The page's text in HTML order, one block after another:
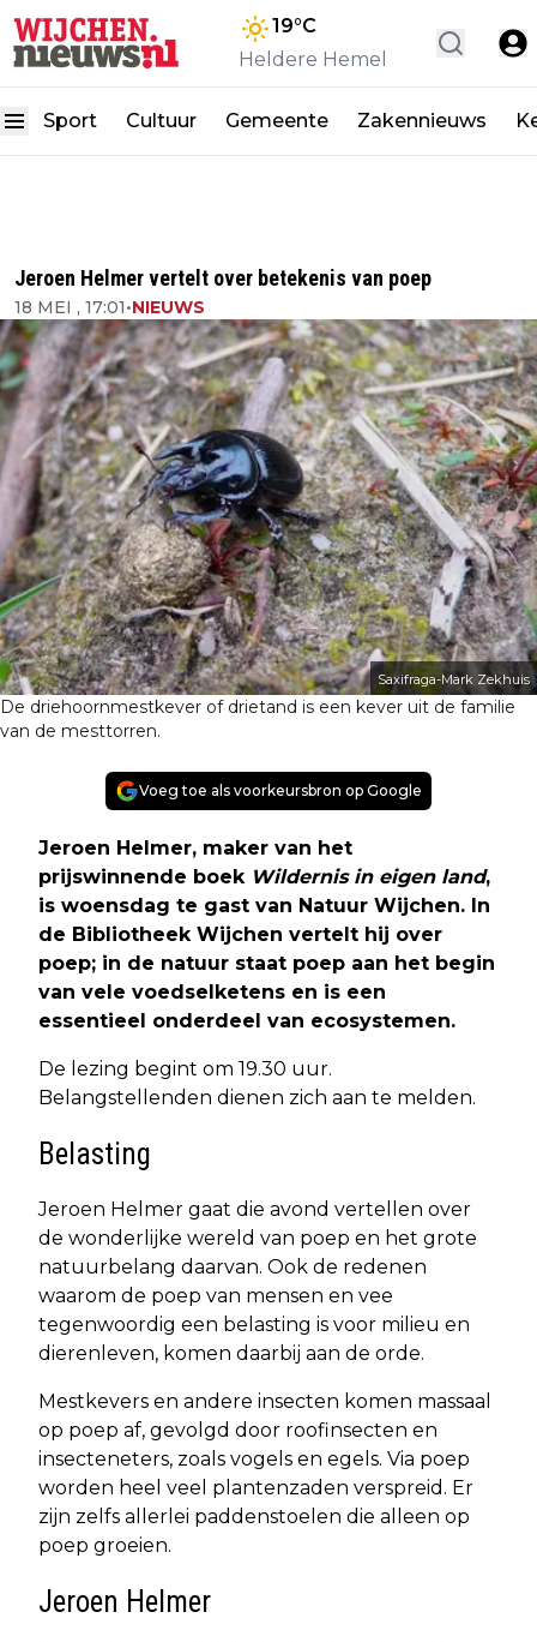
19°C
Heldere Hemel
Sport Cultuur Gemeente Zakennieuws
Jeroen Helmer vertelt over betekenis van poep
18 MEI , 17:01•NIEUWS
Saxifraga-Mark Zekhuis
De driehoornmestkever of drietand is een kever uit de familie
van de mesttorren.
Voeg toe als voorkeursbron op Google
Jeroen Helmer, maker van het
prijswinnende boek Wildernis in eigen land,
is woensdag te gast van Natuur Wijchen. In
de Bibliotheek Wijchen vertelt hij over
poep; in de natuur staat poep aan het begin
van vele voedselketens en is een
essentieel onderdeel van ecosystemen.
De lezing begint om 19.30 uur.
Belangstellenden dienen zich aan te melden.
Belasting
Jeroen Helmer gaat die avond vertellen over
de wonderlijke wereld van poep en het grote
natuurbelang daarvan. Ook de redenen
waarom de poep van mensen en vee
tegenwoordig een belasting is voor milieu en
dierenleven, komen daarbij aan de orde.
Mestkevers en andere insecten komen massaal
op poep af, gevolgd door roofinsecten en
insecteneters, zoals vogels en egels. Via poep
worden heel veel plantenzaden verspreid. Er
zijn zelfs allerlei paddenstoelen die alleen op
poep groeien.
Jeroen Helmer